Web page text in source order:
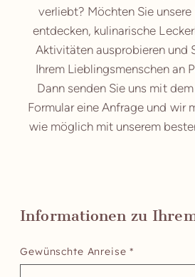
verliebt? Möchten Sie
entdecken, kulinarische
Aktivitäten ausprobieren und
Ihrem Lieblingsmenschen an
Dann senden Sie uns mit
Formular eine Anfrage und wir
wie möglich mit unserem
Informationen zu
Gewünschte Anreise *